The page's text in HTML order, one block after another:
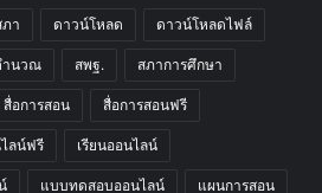
ภา ดาวน์โหลด ดาวน์โหลดไฟล์
ำนวณ สพฐ. สภาการศึกษา
สื่อการสอน สื่อการสอนฟรี
ลน์ฟรี เรียนออนไลน์
แบบทดสอบออนไลน์ แผนการสอน